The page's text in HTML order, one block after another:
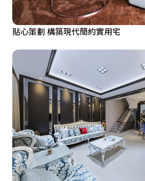
貼心策劃 構築現代簡約實用宅